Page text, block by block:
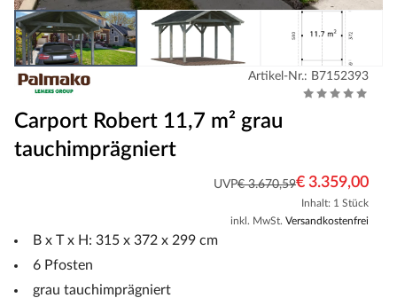
Artikel-Nr.: B7152393
Carport Robert 11,7 m² grau
tauchimprägniert
UVP€ 3.670,59€ 3.359,00
Inhalt: 1 Stück
inkl. MwSt. Versandkostenfrei
B x T x H: 315 x 372 x 299 cm
6 Pfosten
grau tauchimprägniert